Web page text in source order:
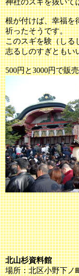
神社のスギを抜いて
根が付けば、幸福を
祈ったそうです。
このスギを験（しる
志るしのすぎともい
500円と3000円で販
北山杉資料館
場所：北区小野下ノ